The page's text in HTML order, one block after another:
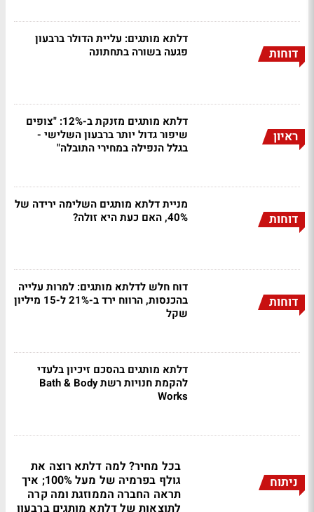
דוחות
דלתא מותגים: עליית הדולר ברבעון
פגעה בשורה בתחתונה
ראיון
דלתא מותגים מזנקת ב-12%: "צופים
שיפור גדול יותר ברבעון השלישי -
בגלל הנפילה במחירי התובלה"
דוחות
מניית דלתא מותגים השלימה ירידה של
40%, האם כעת היא זולה?
דוחות
דוח חלש לדלתא מותגים: למרות עלייה
בהכנסות, הרווח ירד ב-21% ל-15 מיליון
שקל
דלתא מותגים בהסכם זיכיון בלעדי
להקמת חנויות רשת Bath & Body
Works
ניתוח
בכל מחיר? למה דלתא רוצה את
גולף בפרמיה של מעל 100%; איך
תראה החברה הממוזגת ומה קרה
לתוצאות של דלתא מותגים ברבעון